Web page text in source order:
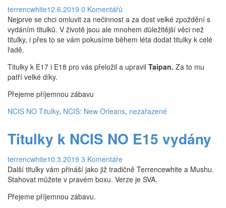
2. Série
3. Série
Titulky
2. Série
3. série
4. série
Postavy
Dwayne Cassius Pride
The Dovekeepers
FAQ
terrencwhite12.6.2019 0 Komentářů
Nejprve se chci omluvit za nečinnost a za dost velké zpoždění s
vydáním titulků. V životě jsou ale mnohem důležitější věci než
titulky, i přes to se vám pokusíme během léta dodat titulky k celé
řadě.
Titulky k E17 i E18 pro vás přeložil a upravil Taipan. Za to mu
patří velké díky.
Přejeme příjemnou zábavu
NCIS NO Titulky, NCIS: New Orleans, nezařazené
Titulky k NCIS NO E15 vydány
terrencwhite10.3.2019 3 Komentáře
Další titulky vám přináší jako již tradičně Terrencewhite a Mushu.
Stahovat můžete v pravém boxu. Verze je SVA.
Přejeme příjemnou zábavu.